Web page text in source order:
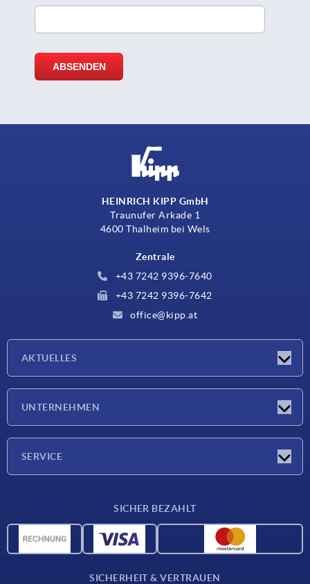
HEINRICH KIPP GmbH
Traunufer Arkade 1
4600 Thalheim bei Wels
Zentrale
+43 7242 9396-7640
+43 7242 9396-7642
office@kipp.at
AKTUELLES
UNTERNEHMEN
SERVICE
CAD-Daten
SICHER BEZAHLT
SICHERHEIT & VERTRAUEN